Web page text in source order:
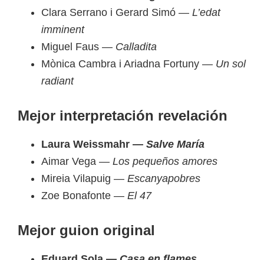
Clara Serrano i Gerard Simó — L’edat
imminent
Miguel Faus — Calladita
Mònica Cambra i Ariadna Fortuny — Un sol
radiant
Mejor interpretación revelación
Laura Weissmahr — Salve María
Aimar Vega — Los pequeños amores
Mireia Vilapuig — Escanyapobres
Zoe Bonafonte — El 47
Mejor guion original